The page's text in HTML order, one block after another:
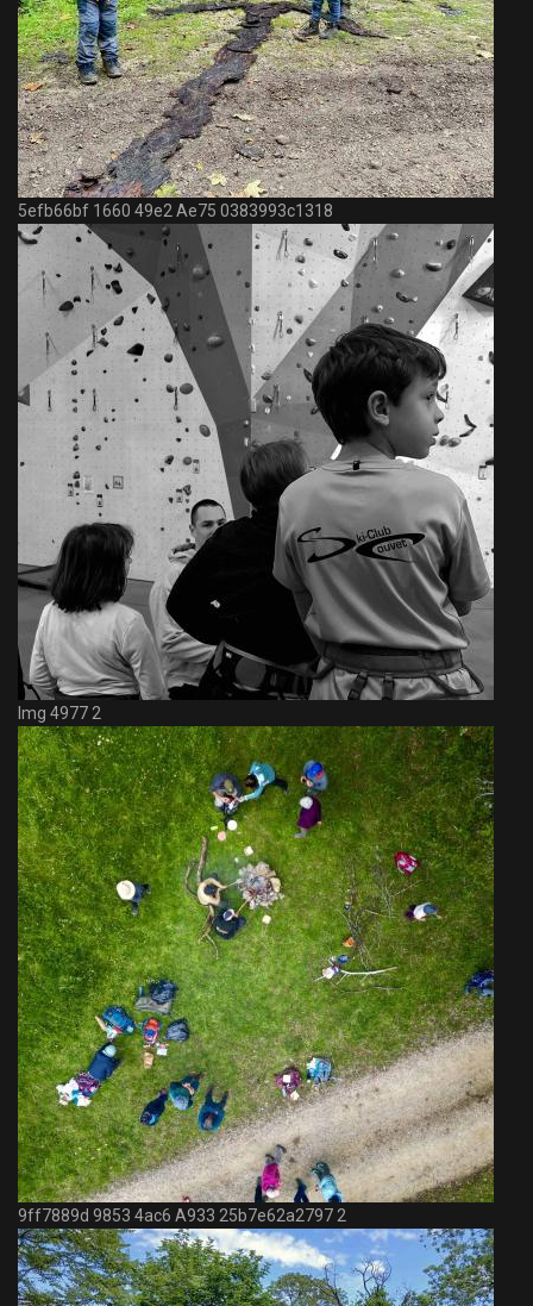
5efb66bf 1660 49e2 Ae75 0383993c1318
Img 4977 2
9ff7889d 9853 4ac6 A933 25b7e62a2797 2